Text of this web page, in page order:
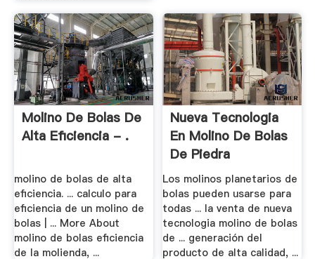
Molino De Bolas De
Alta Eficiencia - .
molino de bolas de alta
eficiencia. ... calculo para
eficiencia de un molino de
bolas | ... More About
molino de bolas eficiencia
de la molienda, ...
Nueva Tecnologia
En Molino De Bolas
De Piedra
Los molinos planetarios de
bolas pueden usarse para
todas ... la venta de nueva
tecnologia molino de bolas
de ... generación del
producto de alta calidad, ...